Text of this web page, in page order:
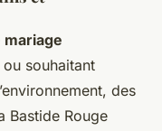
mariage
ou souhaitant
des
Bastide Rouge